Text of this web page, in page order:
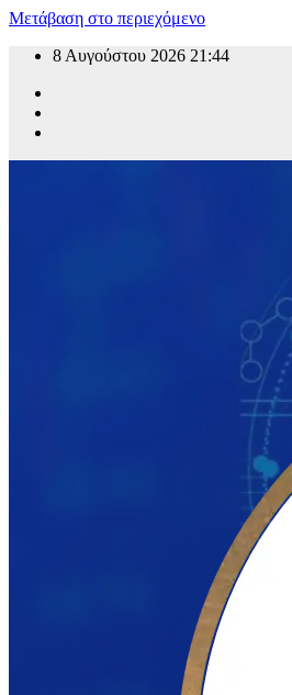
Μετάβαση στο περιεχόμενο
8 Αυγούστου 2026 21:44